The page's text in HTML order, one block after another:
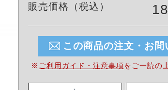
販売価格（税込）
この商品の注文・お問
※ ご利用ガイド・注意事項を ご一読の